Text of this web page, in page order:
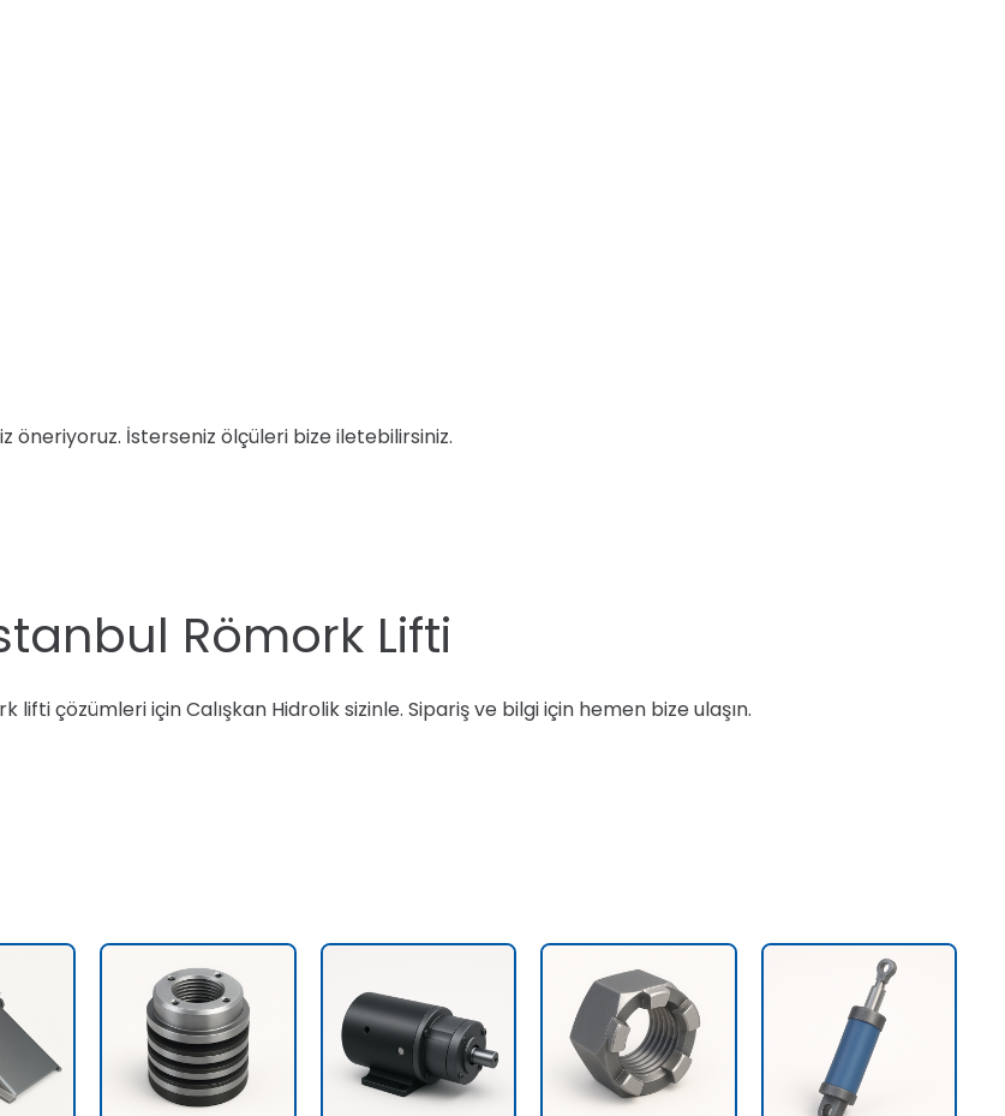
öneriyoruz. İsterseniz ölçüleri bize iletebilirsiniz.
Römork Lifti
çözümleri için Calışkan Hidrolik sizinle. Sipariş ve bilgi için hemen bize ulaşın.